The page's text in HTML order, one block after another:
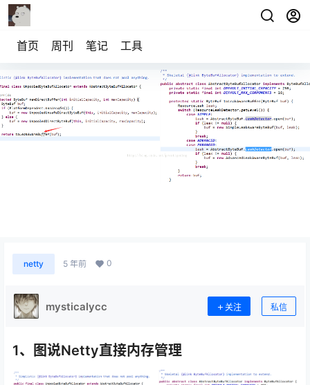
首页 周刊 笔记 工具
netty 5 年前 0
mysticalycc 关注 私信
1、图说Netty直接内存管理